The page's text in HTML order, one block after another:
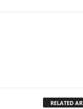
RELATED